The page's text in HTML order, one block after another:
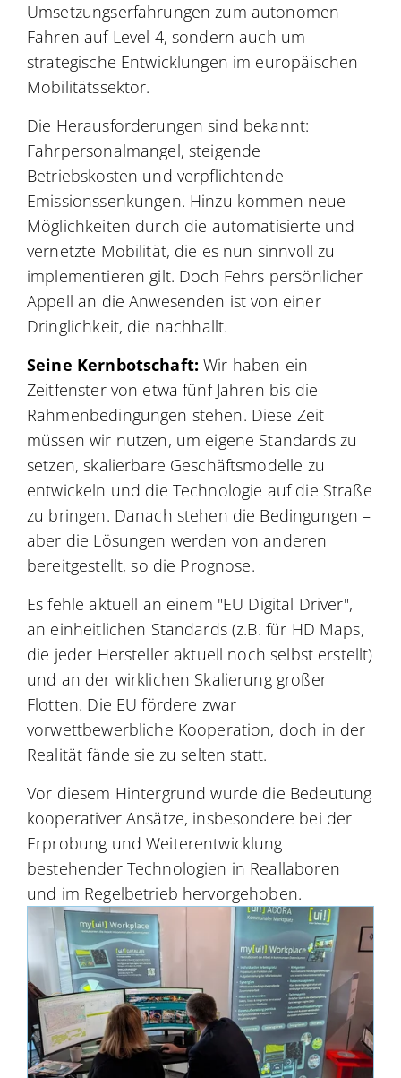
Umsetzungserfahrungen zum autonomen
Fahren auf Level 4, sondern auch um
strategische Entwicklungen im europäischen
Mobilitätssektor.
Die Herausforderungen sind bekannt:
Fahrpersonalmangel, steigende
Betriebskosten und verpflichtende
Emissionssenkungen. Hinzu kommen neue
Möglichkeiten durch die automatisierte und
vernetzte Mobilität, die es nun sinnvoll zu
implementieren gilt. Doch Fehrs persönlicher
Appell an die Anwesenden ist von einer
Dringlichkeit, die nachhallt.
Seine Kernbotschaft: Wir haben ein
Zeitfenster von etwa fünf Jahren bis die
Rahmenbedingungen stehen. Diese Zeit
müssen wir nutzen, um eigene Standards zu
setzen, skalierbare Geschäftsmodelle zu
entwickeln und die Technologie auf die Straße
zu bringen. Danach stehen die Bedingungen –
aber die Lösungen werden von anderen
bereitgestellt, so die Prognose.
Es fehle aktuell an einem "EU Digital Driver",
an einheitlichen Standards (z.B. für HD Maps,
die jeder Hersteller aktuell noch selbst erstellt)
und an der wirklichen Skalierung großer
Flotten. Die EU fördere zwar
vorwettbewerbliche Kooperation, doch in der
Realität fände sie zu selten statt.
Vor diesem Hintergrund wurde die Bedeutung
kooperativer Ansätze, insbesondere bei der
Erprobung und Weiterentwicklung
bestehender Technologien in Reallaboren
und im Regelbetrieb hervorgehoben.